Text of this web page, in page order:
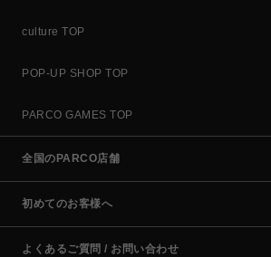
culture TOP
POP-UP SHOP TOP
PARCO GAMES TOP
全国のPARCO店舗
初めてのお客様へ
よくあるご質問 / お問い合わせ